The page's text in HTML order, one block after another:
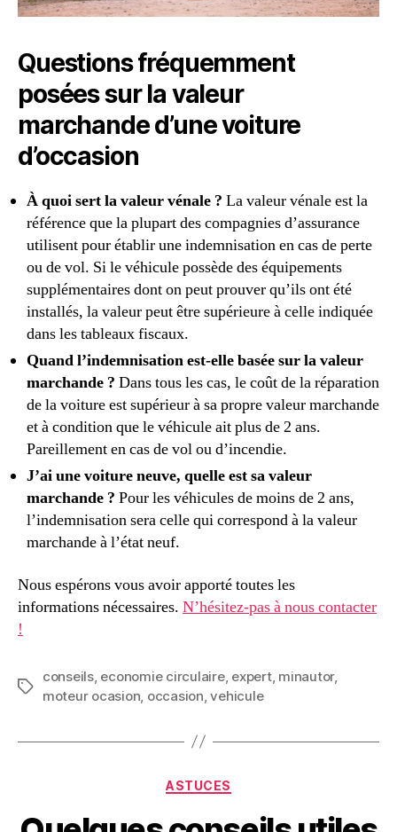
Questions fréquemment
posées sur la valeur
marchande d’une voiture
d’occasion
À quoi sert la valeur vénale ? La valeur vénale est la
référence que la plupart des compagnies d’assurance
utilisent pour établir une indemnisation en cas de perte
ou de vol. Si le véhicule possède des équipements
supplémentaires dont on peut prouver qu’ils ont été
installés, la valeur peut être supérieure à celle indiquée
dans les tableaux fiscaux.
Quand l’indemnisation est-elle basée sur la valeur
marchande ? Dans tous les cas, le coût de la réparation
de la voiture est supérieur à sa propre valeur marchande
et à condition que le véhicule ait plus de 2 ans.
Pareillement en cas de vol ou d’incendie.
J’ai une voiture neuve, quelle est sa valeur
marchande ? Pour les véhicules de moins de 2 ans,
l’indemnisation sera celle qui correspond à la valeur
marchande à l’état neuf.
Nous espérons vous avoir apporté toutes les
informations nécessaires. N’hésitez-pas à nous contacter
!
Étiquettes
conseils, economie circulaire, expert, minautor,
moteur ocasion, occasion,vehicule
Catégories
ASTUCES